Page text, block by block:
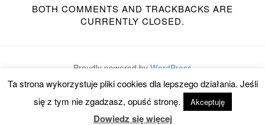
BOTH COMMENTS AND TRACKBACKS ARE
CURRENTLY CLOSED.
Proudly powered by WordPress
Theme:MixfoliobyGraph Paper Press
Ta strona wykorzystuje pliki cookies dla lepszego działania. Jeśli
się z tym nie zgadzasz, opuść stronę.
Akceptuję
Dowiedz się więcej